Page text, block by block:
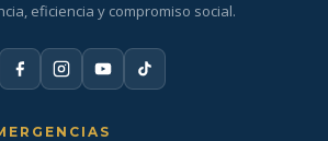
eficiencia y compromiso social.